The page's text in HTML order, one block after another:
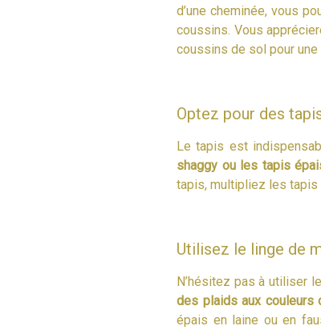
d’une cheminée, vous
coussins. Vous
coussins de sol pour
Optez pour des
Le tapis est
shaggy ou les tapis
tapis, multipliez les tapis
Utilisez le linge de
N’hésitez pas à utiliser
des plaids aux couleurs
épais en laine ou en